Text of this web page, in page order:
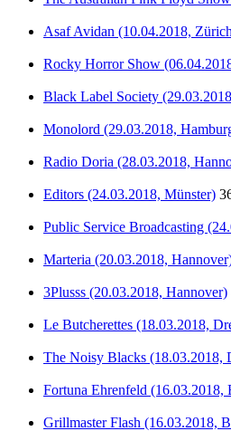
Asaf Avidan (10.04.2018,
Rocky Horror Show
Black Label Society
Monolord (29.03.2018,
Radio Doria (28.03.2018,
Editors (24.03.2018, Münster)
Public Service Broadcasting
Marteria (20.03.2018,
3Plusss (20.03.2018, Hannover)
Le Butcherettes (18.03.2018,
The Noisy Blacks (18.03.2018,
Fortuna Ehrenfeld (16.03.2018,
Grillmaster Flash (16.03.2018,